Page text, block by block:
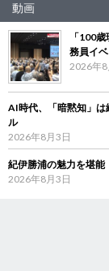
動画
「100
務員イ
2026年8
AI時代、「暗黙知」
ル
2026年8月3日
紀伊勝浦の魅力を堪
2026年8月3日